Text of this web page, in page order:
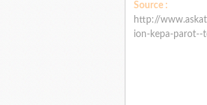
Source :
http://
ion-kepa-parot--